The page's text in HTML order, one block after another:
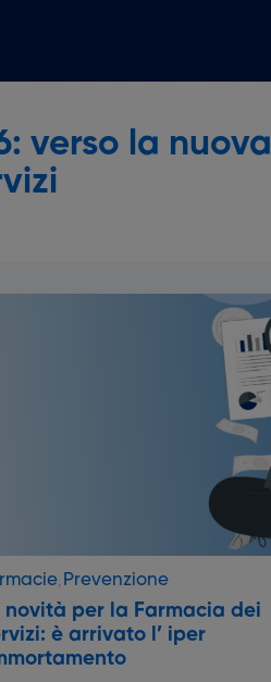
verso la nuova
Prevenzione
novità per la Farmacia dei
è arrivato l’ iper